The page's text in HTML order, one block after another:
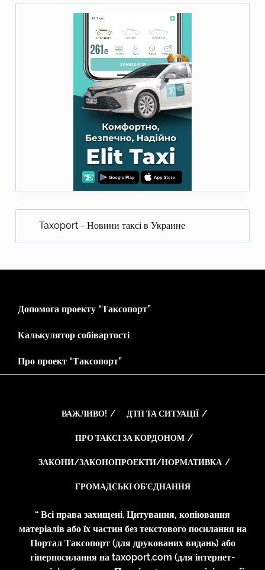
Taxoport - Новини таксі в Украине
Допомога проекту “Таксопорт”
Калькулятор собівартості
Про проект “Таксопорт”
ВАЖЛИВО! ДТП ТА СИТУАЦІЇ
ПРО ТАКСІ ЗА КОРДОНОМ
ЗАКОНИ/ЗАКОНОПРОЕКТИ/НОРМАТИВКА
ГРОМАДСЬКІ ОБ’ЄДНАННЯ
“ Всі права захищені. Цитування, копіювання
матеріалів або їх частин без текстового посилання на
Портал Таксопорт (для друкованих видань) або
гіперпосилання на taxoport.com (для інтернет-